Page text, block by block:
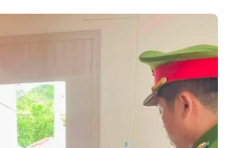
mới tác động thế nào đến
của Hoa Kỳ cần dựa trên
toàn diện